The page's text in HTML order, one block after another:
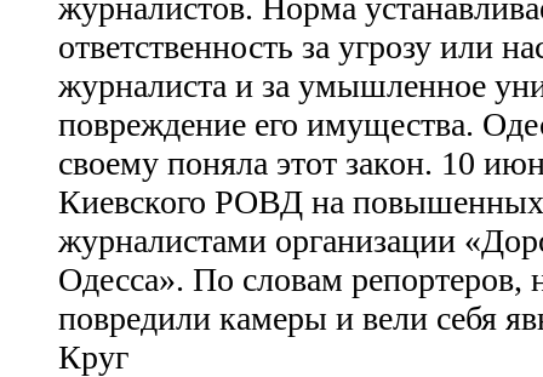
журналистов. Норма
ответственность за угрозу или
журналиста и за умышленное
повреждение его имущества.
своему поняла этот закон. 10
Киевского РОВД на
журналистами организации
Одесса». По словам репортеров,
повредили камеры и вели себя
Круг